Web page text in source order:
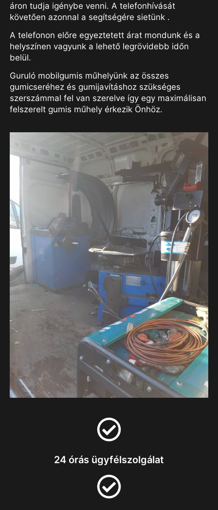
áron tudja igénybe venni. A telefonhívását
követően azonnal a segítségére sietünk .
A telefonon előre egyeztetett árat mondunk és a
helyszínen vagyunk a lehető legrövidebb időn
belül.
Guruló mobilgumis műhelyünk az összes
gumicseréhez és gumijavításhoz szükséges
szerszámmal fel van szerelve így egy maximálisan
felszerelt gumis műhely érkezik Önhöz.
24 órás ügyfélszolgálat